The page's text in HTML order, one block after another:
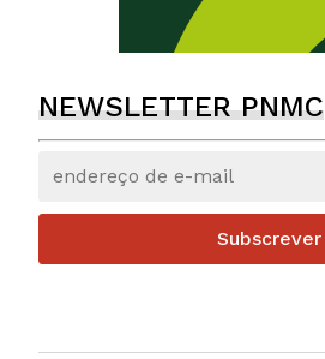
NEWSLETTER PNMC
Subscrever